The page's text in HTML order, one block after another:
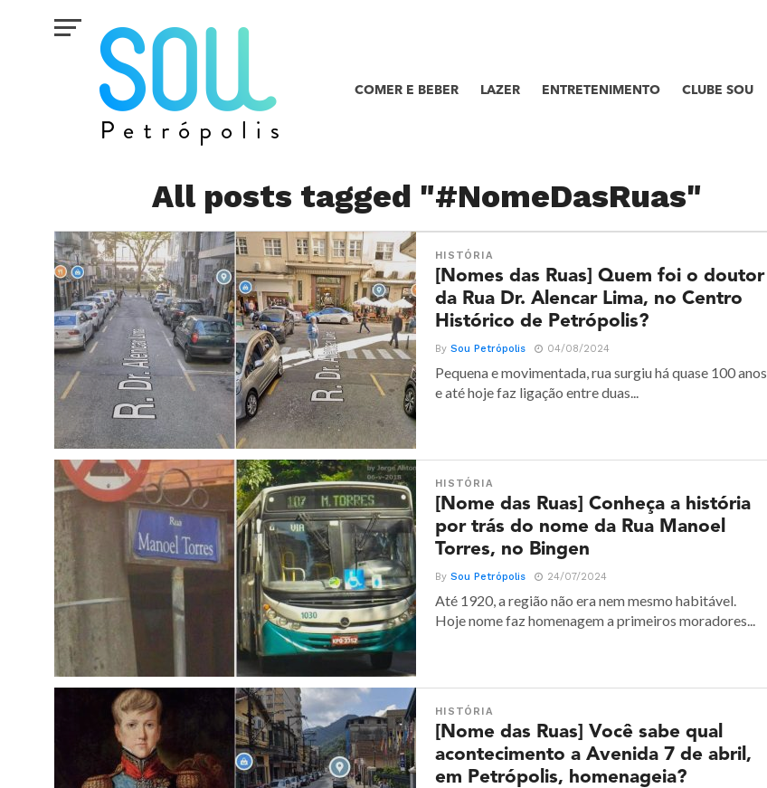
COMER E BEBER LAZER ENTRETENIMENTO CLUBE SOU
All posts tagged "#NomeDasRuas"
HISTÓRIA
[Nomes das Ruas] Quem foi o doutor
da Rua Dr. Alencar Lima, no Centro
Histórico de Petrópolis?
BySou Petrópolis 04/08/2024
Pequena e movimentada, rua surgiu há quase 100 anos
e até hoje faz ligação entre duas...
HISTÓRIA
[Nome das Ruas] Conheça a história
por trás do nome da Rua Manoel
Torres, no Bingen
BySou Petrópolis 24/07/2024
Até 1920, a região não era nem mesmo habitável.
Hoje nome faz homenagem a primeiros moradores...
HISTÓRIA
[Nome das Ruas] Você sabe qual
acontecimento a Avenida 7 de abril,
em Petrópolis, homenageia?